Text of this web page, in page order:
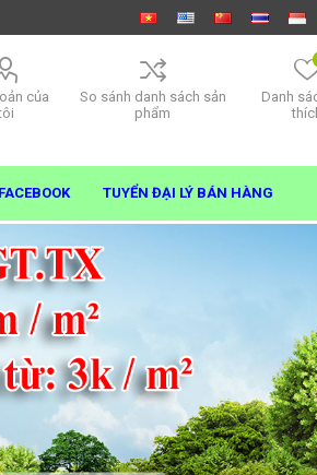
của
So sánh danh sách sản
phẩm
Danh
FACEBOOK TUYỂN ĐẠI LÝ BÁN HÀNG